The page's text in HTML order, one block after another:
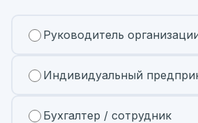
Руководитель
Индивидуальный
Бухгалтер / сотрудник